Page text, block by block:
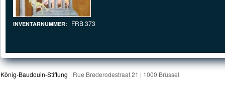
INVENTARNUMMER: FRB 373
König-Baudouin-Stiftung Rue Brederodestraat 21 | 1000 Brüssel